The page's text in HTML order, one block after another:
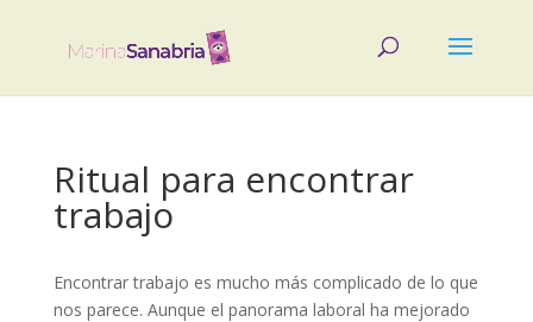
Ritual para encontrar
trabajo
Encontrar trabajo es mucho más complicado de lo que
nos parece. Aunque el panorama laboral ha mejorado